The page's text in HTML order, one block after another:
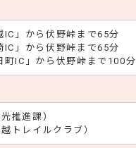
IC」から伏野峠まで65分
IC」から伏野峠まで65分
町IC」から伏野峠まで100分
推進課）
トレイルクラブ）